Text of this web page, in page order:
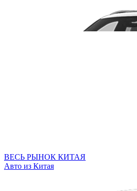
ВЕСЬ РЫНОК КИТАЯ
Авто из Китая